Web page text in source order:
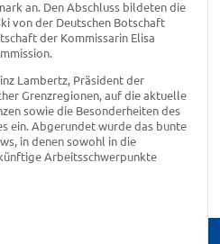
an. Den Abschluss bildeten die
von der Deutschen Botschaft
der Kommissarin Elisa
Lambertz, Präsident der
Grenzregionen, auf die aktuelle
sowie die Besonderheiten des
ein. Abgerundet wurde das bunte
in denen sowohl in die
Arbeitsschwerpunkte